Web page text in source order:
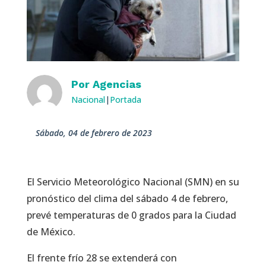
Por Agencias
Nacional| Portada
sábado, 04 de febrero de 2023
El Servicio Meteorológico Nacional (SMN) en su
pronóstico del clima del sábado 4 de febrero,
prevé temperaturas de 0 grados para la Ciudad
de México.
El frente frío 28 se extenderá con